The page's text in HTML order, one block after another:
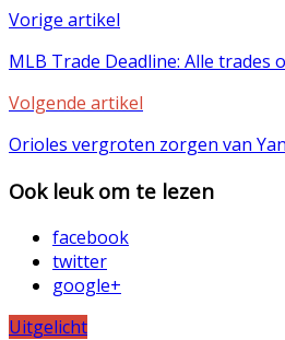
Vorige artikel
MLB Trade Deadline: Alle trades
Volgende artikel
Orioles vergroten zorgen van
Ook leuk om te lezen
facebook
twitter
google+
Uitgelicht